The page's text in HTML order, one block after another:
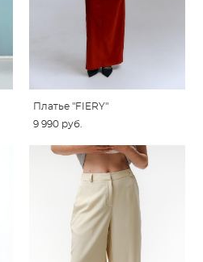
Платье "FIERY"
9 990 pуб.